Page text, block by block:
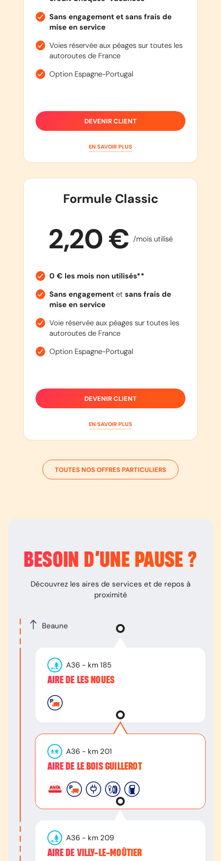
Sans engagement et sans frais de
mise en service
Voies réservée aux péages sur toutes les
autoroutes de France
Option Espagne-Portugal
DEVENIR CLIENT
EN SAVOIR PLUS
Formule Classic
2,20 € /mois utilisé
0 € les mois non utilisés**
Sans engagementet sans frais de
mise en service
Voie réservée aux péages sur toutes les
autoroutes de France
Option Espagne-Portugal
DEVENIR CLIENT
EN SAVOIR PLUS
TOUTES NOS OFFRES PARTICULIERS
BESOIN D’UNE PAUSE ?
Découvrez les aires de services et de repos à
proximité
Beaune
A36 - km 185
AIRE DE LES NOUES
A36 - km 201
AIRE DE LE BOIS GUILLEROT
A36 - km 209
AIRE DE VILLY-LE-MOÛTIER